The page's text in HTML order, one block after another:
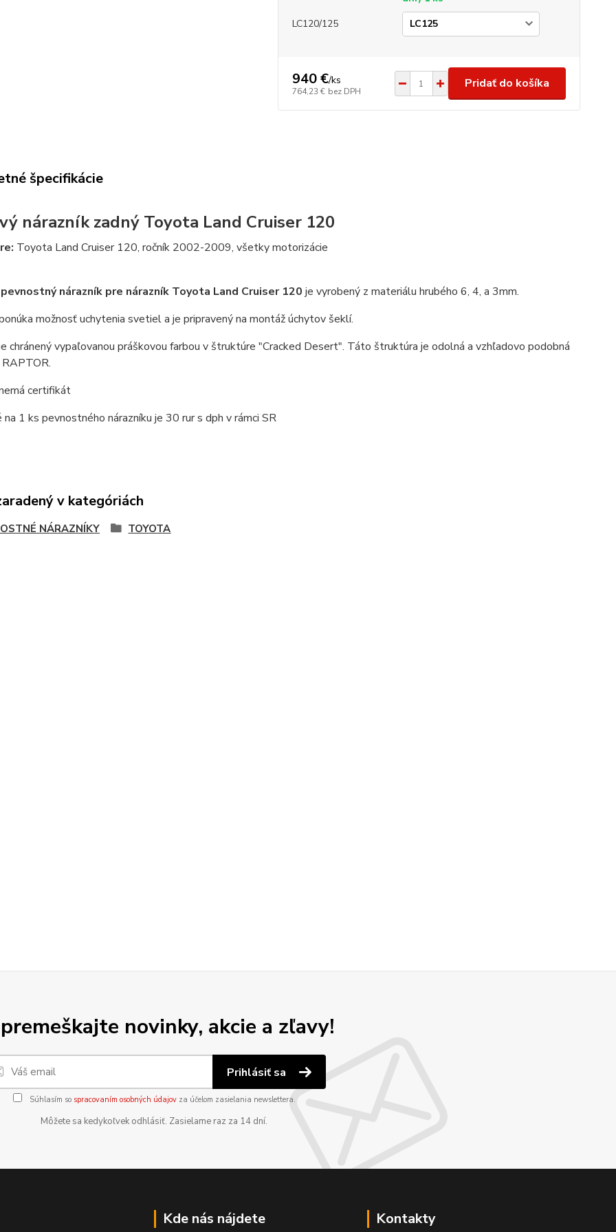
LC120/125
940 €/ks
764,23 € bez DPH
Pridať do košíka
špecifikácie
nárazník zadný Toyota Land Cruiser 120
Toyota Land Cruiser 120, ročník 2002-2009, všetky motorizácie
nárazník pre nárazník Toyota Land Cruiser 120 je vyrobený z materiálu hrubého 6, 4, a 3mm.
možnosť uchytenia svetiel a je pripravený na montáž úchytov šeklí.
chránený vypaľovanou práškovou farbou v štruktúre "Cracked Desert". Táto štruktúra je odolná a vzhľadovo podobná
certifikát
1 ks pevnostného nárazníku je 30 rur s dph v rámci SR
v kategóriách
NÁRAZNÍKY TOYOTA
novinky, akcie a zľavy!
Prihlásiť sa
Súhlasím so spracovaním osobných údajovza účelom zasielania newslettera.
Môžete sa kedykoľvek odhlásiť. Zasielame raz za 14 dní.
Kde nás nájdete Kontakty